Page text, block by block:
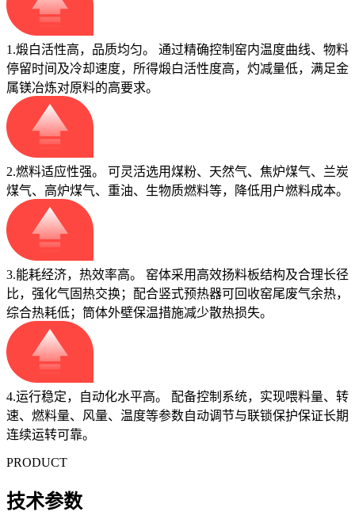
1.煅白活性高，品质均匀。 通过精确控制窑内温度曲线、物料
停留时间及冷却速度，所得煅白活性度高，灼减量低，满足金
属镁冶炼对原料的高要求。
2.燃料适应性强。 可灵活选用煤粉、天然气、焦炉煤气、兰炭
煤气、高炉煤气、重油、生物质燃料等，降低用户燃料成本。
3.能耗经济，热效率高。 窑体采用高效扬料板结构及合理长径
比，强化气固热交换；配合竖式预热器可回收窑尾废气余热，
综合热耗低；筒体外壁保温措施减少散热损失。
4.运行稳定，自动化水平高。 配备控制系统，实现喂料量、转
速、燃料量、风量、温度等参数自动调节与联锁保护保证长期
连续运转可靠。
PRODUCT
技术参数